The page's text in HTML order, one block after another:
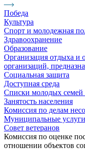
Победа
Культура
Спорт и молодежная
Здравоохранение
Образование
Организация отдыха и
организаций,
Социальная защита
Доступная среда
Списки молодых
Занятость населения
Комиссия по делам
Муниципальные услуги
Совет ветеранов
Комиссия по оценке
отношении объектов